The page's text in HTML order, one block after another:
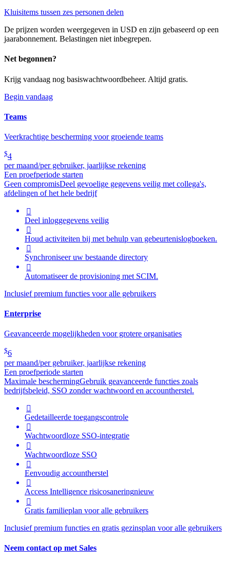
Kluisitems tussen zes personen delen
De prijzen worden weergegeven in USD en zijn gebaseerd op een
jaarabonnement. Belastingen niet inbegrepen.
Net begonnen?
Krijg vandaag nog basiswachtwoordbeheer. Altijd gratis.
Begin vandaag
Teams
Veerkrachtige bescherming voor groeiende teams
$4
per maand/per gebruiker, jaarlijkse rekening
Een proefperiode starten
Geen compromisDeel gevoelige gegevens veilig met collega's,
afdelingen of het hele bedrijf

Deel inloggegevens veilig

Houd activiteiten bij met behulp van gebeurtenislogboeken.

Synchroniseer uw bestaande directory

Automatiseer de provisioning met SCIM.
Inclusief premium functies voor alle gebruikers
Enterprise
Geavanceerde mogelijkheden voor grotere organisaties
$6
per maand/per gebruiker, jaarlijkse rekening
Een proefperiode starten
Maximale beschermingGebruik geavanceerde functies zoals
bedrijfsbeleid, SSO zonder wachtwoord en accountherstel.

Gedetailleerde toegangscontrole

Wachtwoordloze SSO-integratie

Wachtwoordloze SSO

Eenvoudig accountherstel

Access Intelligence risicosaneringnieuw

Gratis familieplan voor alle gebruikers
Inclusief premium functies en gratis gezinsplan voor alle gebruikers
Neem contact op met Sales